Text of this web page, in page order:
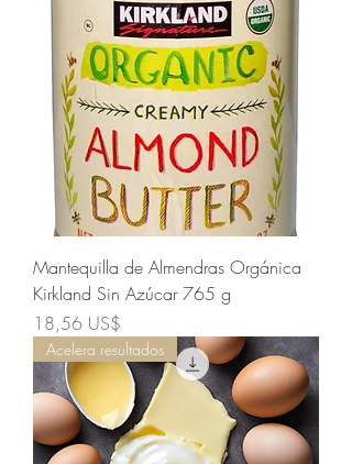
Mantequilla de Almendras Orgánica
Kirkland Sin Azúcar 765 g
Precio
18,56 US$
Acelera resultados